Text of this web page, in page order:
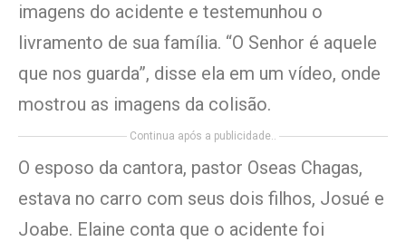
imagens do acidente e testemunhou o
livramento de sua família. “O Senhor é aquele
que nos guarda”, disse ela em um vídeo, onde
mostrou as imagens da colisão.
Continua após a publicidade..
O esposo da cantora, pastor Oseas Chagas,
estava no carro com seus dois filhos, Josué e
Joabe. Elaine conta que o acidente foi